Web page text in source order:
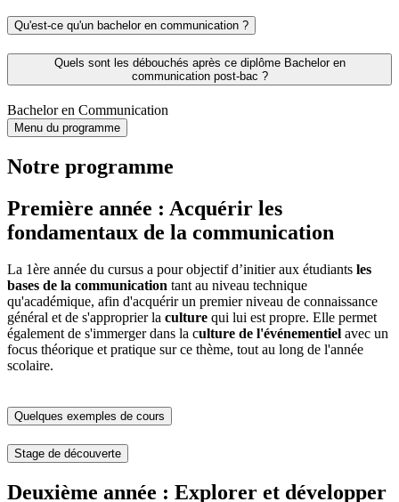
Qu'est-ce qu'un bachelor en communication ?
Quels sont les débouchés après ce diplôme Bachelor en
communication post-bac ?
Bachelor en Communication
Menu du programme
Notre programme
Première année : Acquérir les
fondamentaux de la communication
La 1ère année du cursus a pour objectif d’initier aux étudiants les
bases de la communication tant au niveau technique
qu'académique, afin d'acquérir un premier niveau de connaissance
général et de s'approprier la culture qui lui est propre. Elle permet
également de s'immerger dans la culture de l'événementiel avec un
focus théorique et pratique sur ce thème, tout au long de l'année
scolaire.
Quelques exemples de cours
Stage de découverte
Deuxième année : Explorer et développer